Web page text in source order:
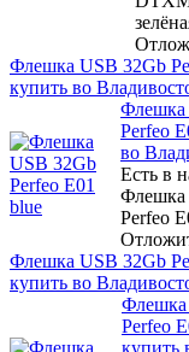
Флешка USB 32Gb
купить во
Флешка
Perfeo
во
Есть в
Флешка
Perfeo
Флешка USB 32Gb
купить во
Флешка
Perfeo
купить